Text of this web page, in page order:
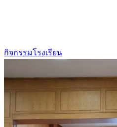
กิจกรรมโรงเรียน